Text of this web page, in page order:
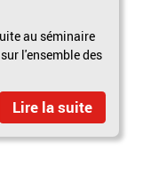
au séminaire
l'ensemble des
Lire la suite